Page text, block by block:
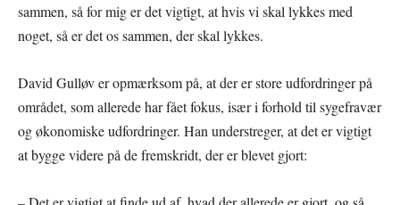
sammen, så for mig er det vigtigt, at hvis vi skal lykkes med
noget, så er det os sammen, der skal lykkes.
David Gulløv er opmærksom på, at der er store udfordringer på
området, som allerede har fået fokus, især i forhold til sygefravær
og økonomiske udfordringer. Han understreger, at det er vigtigt
at bygge videre på de fremskridt, der er blevet gjort: